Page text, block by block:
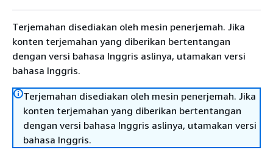
Terjemahan disediakan oleh mesin penerjemah. Jika
konten terjemahan yang diberikan bertentangan
dengan versi bahasa Inggris aslinya, utamakan versi
bahasa Inggris.
Terjemahan disediakan oleh mesin penerjemah. Jika
konten terjemahan yang diberikan bertentangan
dengan versi bahasa Inggris aslinya, utamakan versi
bahasa Inggris.